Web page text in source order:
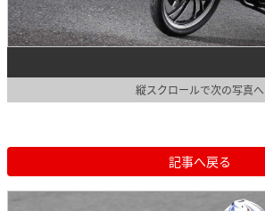
縦スクロールで次の写真へ
記事へ戻る